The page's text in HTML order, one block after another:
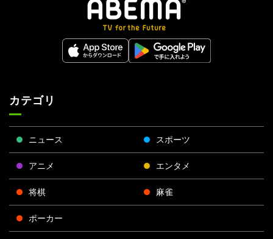
カテゴリ
ニュース スポーツ
アニメ エンタメ
将棋 麻雀
ポーカー